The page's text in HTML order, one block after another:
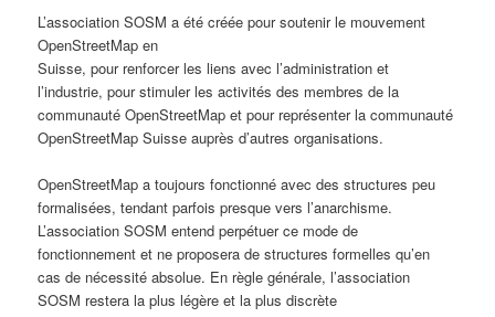
L’association SOSM a été créée pour soutenir le mouvement
OpenStreetMap en
Suisse, pour renforcer les liens avec l’administration et
l’industrie, pour stimuler les activités des membres de la
communauté OpenStreetMap et pour représenter la communauté
OpenStreetMap Suisse auprès d’autres organisations.
OpenStreetMap a toujours fonctionné avec des structures peu
formalisées, tendant parfois presque vers l’anarchisme.
L’association SOSM entend perpétuer ce mode de
fonctionnement et ne proposera de structures formelles qu’en
cas de nécessité absolue. En règle générale, l’association
SOSM restera la plus légère et la plus discrète